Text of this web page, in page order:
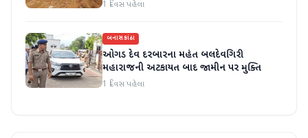
1 દિવસ પહેલા
બનાસકાંઠા
ઓગડ દેવ દરબારના મહંત બલદેવગિરી
મહારાજની અટકાયત બાદ જામીન પર મુક્તિ
1 દિવસ પહેલા